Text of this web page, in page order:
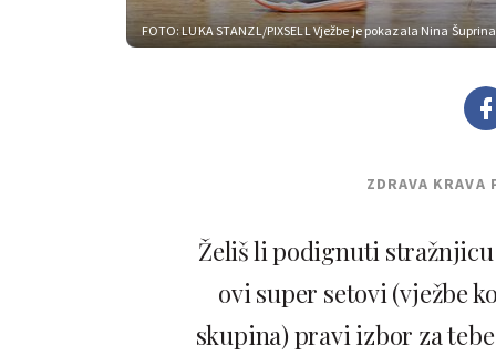
FOTO: LUKA STANZL/PIXSELL Vježbe je pokazala Nina
ZDRAVA KRAVA
Želiš li podignuti
ovi super setovi (vježbe
skupina) pravi izbor za